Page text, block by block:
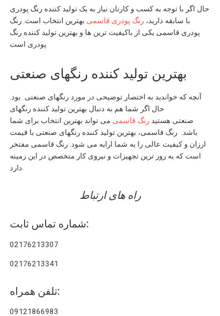
حال اگر با توجه به کسب و کارتان نیاز به یک تولید کننده رنگ پودری
با سابقه دارید، رنگ پودری قاسمی بهترین انتخاب است. رنگ
پودری قاسمی یکی از باکیفیت ترین ها و بهترین تولید کننده رنگ
پودریاست.
بهترین تولید کننده رنگهای صنعتی
آنچه که خواندید به اختصار توضیحی در مورد رنگهای صنعتی بود.
حال اگر شما هم به دنبال بهترین تولید کننده رنگهای
صنعتی هستید رنگ قاسمی می تواند بهترین انتخاب برای شما
باشد. رنگ قاسمی، بهترین تولید کننده رنگهای صنعتی با قیمت
ارزان و کیفیت عالی را به شما ارایه می شود. رنگ قاسمی مفتخر
است که به روز ترین تجهیزات و نیروی کار متخصص در این زمینه
راه های ارتباط
شماره تماس ثابت:
02176213307
02176213341
تلفن همراه:
09121866983